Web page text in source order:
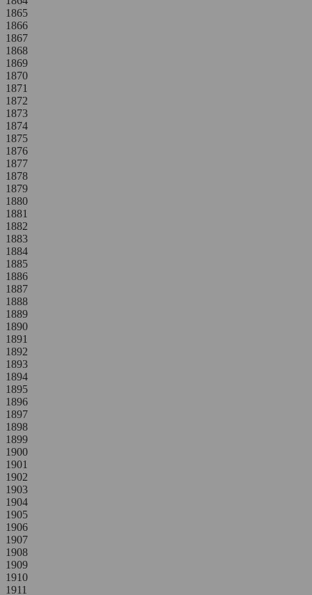
1865
1866
1867
1868
1869
1870
1871
1872
1873
1874
1875
1876
1877
1878
1879
1880
1881
1882
1883
1884
1885
1886
1887
1888
1889
1890
1891
1892
1893
1894
1895
1896
1897
1898
1899
1900
1901
1902
1903
1904
1905
1906
1907
1908
1909
1910
1911